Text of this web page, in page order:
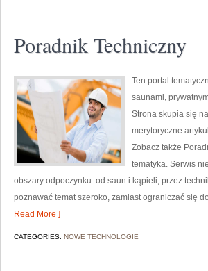
Poradnik Techniczny
Ten portal
saunami,
Strona skupia się
merytoryczne
Zobacz także
tematyka. Serwis
obszary odpoczynku: od saun i kąpieli, przez
poznawać temat szeroko, zamiast ograniczać się
Read More ]
CATEGORIES: NOWE TECHNOLOGIE